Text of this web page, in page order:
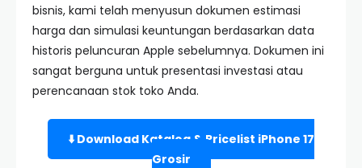
bisnis, kami telah menyusun dokumen estimasi
harga dan simulasi keuntungan berdasarkan data
historis peluncuran Apple sebelumnya. Dokumen ini
sangat berguna untuk presentasi investasi atau
perencanaan stok toko Anda.
⬇️ Download Katalog & Pricelist iPhone 17
Grosir